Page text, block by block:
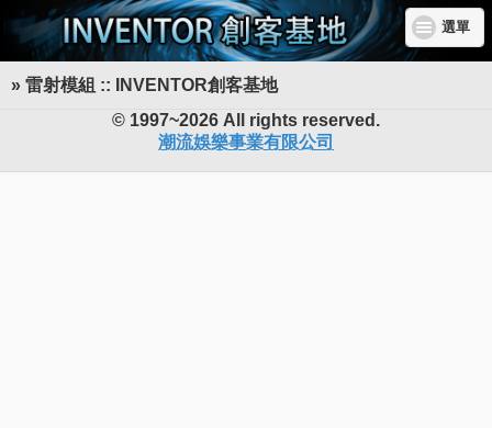
選單
» 雷射模組 :: INVENTOR創客基地
INVENTOR 創客基地
© 1997~2026 All rights reserved.
潮流娛樂事業有限公司